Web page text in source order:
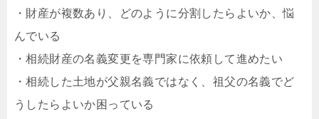
・財産が複数あり、どのように分割したらよいか、悩
んでいる
・相続財産の名義変更を専門家に依頼して進めたい
・相続した土地が父親名義ではなく、祖父の名義でど
うしたらよいか困っている